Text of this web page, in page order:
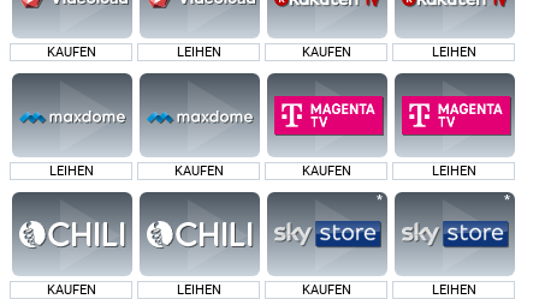
KAUFEN LEIHEN KAUFEN LEIHEN
LEIHEN KAUFEN KAUFEN LEIHEN
KAUFEN LEIHEN KAUFEN LEIHEN